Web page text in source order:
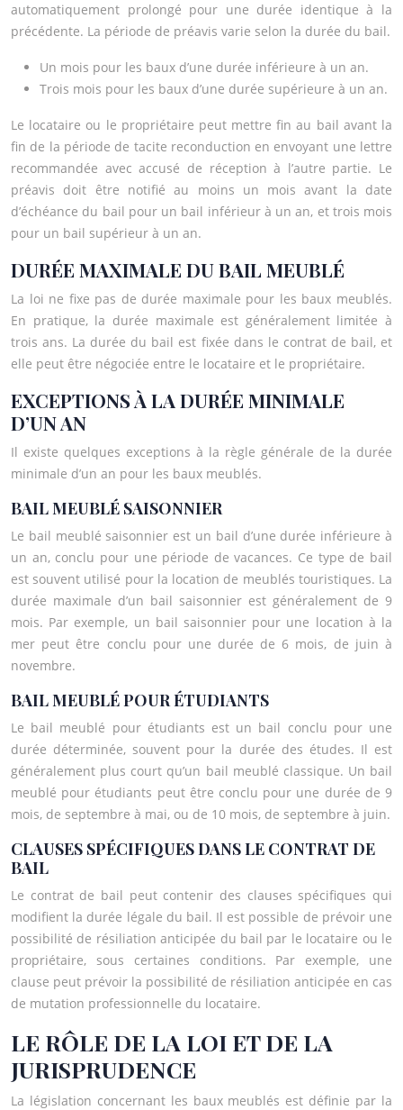
automatiquement prolongé pour une durée identique à la
précédente. La période de préavis varie selon la durée du bail.
Un mois pour les baux d’une durée inférieure à un an.
Trois mois pour les baux d’une durée supérieure à un an.
Le locataire ou le propriétaire peut mettre fin au bail avant la
fin de la période de tacite reconduction en envoyant une lettre
recommandée avec accusé de réception à l’autre partie. Le
préavis doit être notifié au moins un mois avant la date
d’échéance du bail pour un bail inférieur à un an, et trois mois
pour un bail supérieur à un an.
DURÉE MAXIMALE DU BAIL MEUBLÉ
La loi ne fixe pas de durée maximale pour les baux meublés.
En pratique, la durée maximale est généralement limitée à
trois ans. La durée du bail est fixée dans le contrat de bail, et
elle peut être négociée entre le locataire et le propriétaire.
EXCEPTIONS À LA DURÉE MINIMALE
D’UN AN
Il existe quelques exceptions à la règle générale de la durée
minimale d’un an pour les baux meublés.
BAIL MEUBLÉ SAISONNIER
Le bail meublé saisonnier est un bail d’une durée inférieure à
un an, conclu pour une période de vacances. Ce type de bail
est souvent utilisé pour la location de meublés touristiques. La
durée maximale d’un bail saisonnier est généralement de 9
mois. Par exemple, un bail saisonnier pour une location à la
mer peut être conclu pour une durée de 6 mois, de juin à
novembre.
BAIL MEUBLÉ POUR ÉTUDIANTS
Le bail meublé pour étudiants est un bail conclu pour une
durée déterminée, souvent pour la durée des études. Il est
généralement plus court qu’un bail meublé classique. Un bail
meublé pour étudiants peut être conclu pour une durée de 9
mois, de septembre à mai, ou de 10 mois, de septembre à juin.
CLAUSES SPÉCIFIQUES DANS LE CONTRAT DE
BAIL
Le contrat de bail peut contenir des clauses spécifiques qui
modifient la durée légale du bail. Il est possible de prévoir une
possibilité de résiliation anticipée du bail par le locataire ou le
propriétaire, sous certaines conditions. Par exemple, une
clause peut prévoir la possibilité de résiliation anticipée en cas
de mutation professionnelle du locataire.
LE RÔLE DE LA LOI ET DE LA
JURISPRUDENCE
La législation concernant les baux meublés est définie par la